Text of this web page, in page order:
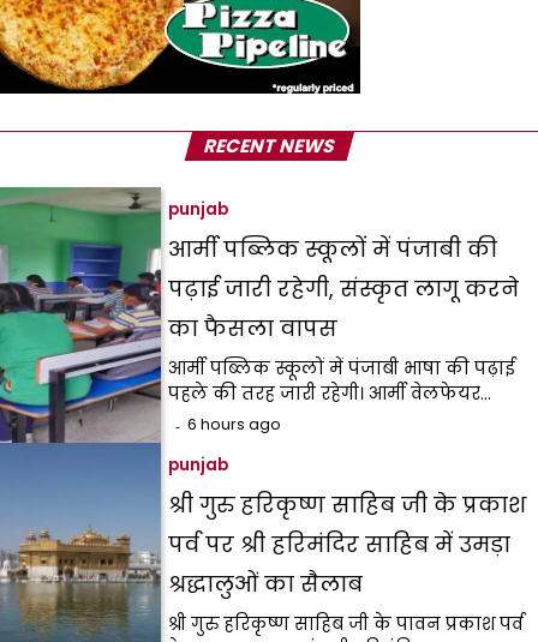
RECENT NEWS
punjab
आर्मी पब्लिक स्कूलों में पंजाबी की
पढ़ाई जारी रहेगी, संस्कृत लागू करने
का फैसला वापस
आर्मी पब्लिक स्कूलों में पंजाबी भाषा की पढ़ाई
पहले की तरह जारी रहेगी। आर्मी वेलफेयर…
6 hours ago
punjab
श्री गुरु हरिकृष्ण साहिब जी के प्रकाश
पर्व पर श्री हरिमंदिर साहिब में उमड़ा
श्रद्धालुओं का सैलाब
श्री गुरु हरिकृष्ण साहिब जी के पावन प्रकाश पर्व